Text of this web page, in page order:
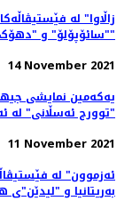
"سائۆپۆلۆ" و "دهۆک"
14 November 2021
یەکەمین نمایشی
"توورج ئەسڵانی" لە
11 November 2021
بەریتانیا و "لیدێن"ی